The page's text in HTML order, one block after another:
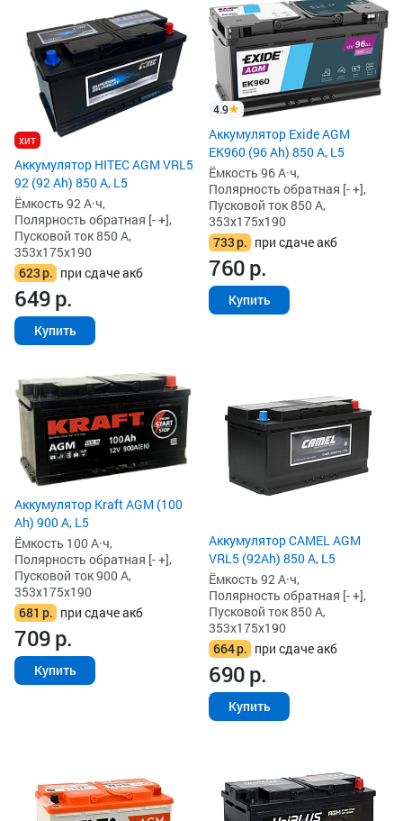
хит
Аккумулятор HITEC AGM VRL5
92 (92 Ah) 850 А, L5
Ёмкость 92 А·ч,
Полярность обратная [- +],
Пусковой ток 850 А,
353x175x190
623р. при сдаче акб
649р.
Купить
4.9
Аккумулятор Exide AGM
EK960 (96 Ah) 850 А, L5
Ёмкость 96 А·ч,
Полярность обратная [- +],
Пусковой ток 850 А,
353x175x190
733р. при сдаче акб
760р.
Купить
Аккумулятор Kraft AGM (100
Ah) 900 А, L5
Ёмкость 100 А·ч,
Полярность обратная [- +],
Пусковой ток 900 А,
353x175x190
681 р. при сдаче акб
709р.
Купить
Аккумулятор CAMEL AGM
VRL5 (92Ah) 850 А, L5
Ёмкость 92 А·ч,
Полярность обратная [- +],
Пусковой ток 850 А,
353x175x190
664р. при сдаче акб
690р.
Купить